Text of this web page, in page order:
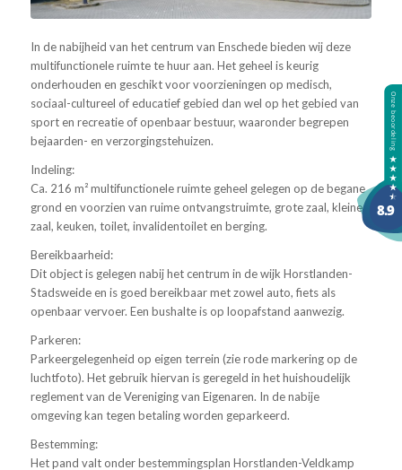
In de nabijheid van het centrum van Enschede bieden wij deze
multifunctionele ruimte te huur aan. Het geheel is keurig
onderhouden en geschikt voor voorzieningen op medisch,
sociaal-cultureel of educatief gebied dan wel op het gebied van
sport en recreatie of openbaar bestuur, waaronder begrepen
bejaarden- en verzorgingstehuizen.
Indeling:
Ca. 216 m² multifunctionele ruimte geheel gelegen op de begane
grond en voorzien van ruime ontvangstruimte, grote zaal, kleine
zaal, keuken, toilet, invalidentoilet en berging.
Bereikbaarheid:
Dit object is gelegen nabij het centrum in de wijk Horstlanden-
Stadsweide en is goed bereikbaar met zowel auto, fiets als
openbaar vervoer. Een bushalte is op loopafstand aanwezig.
Parkeren:
Parkeergelegenheid op eigen terrein (zie rode markering op de
luchtfoto). Het gebruik hiervan is geregeld in het huishoudelijk
reglement van de Vereniging van Eigenaren. In de nabije
omgeving kan tegen betaling worden geparkeerd.
Bestemming:
Het pand valt onder bestemmingsplan Horstlanden-Veldkamp